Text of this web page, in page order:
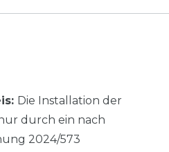
Die Installation der
durch ein nach
2024/573